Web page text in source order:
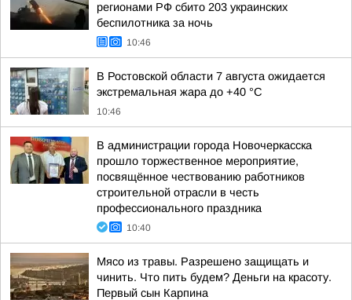
регионами РФ сбито 203 украинских
беспилотника за ночь
10:46
В Ростовской области 7 августа ожидается
экстремальная жара до +40 °С
10:46
В администрации города Новочеркасска
прошло торжественное мероприятие,
посвящённое чествованию работников
строительной отрасли в честь
профессионального праздника
10:40
Мясо из травы. Разрешено защищать и
чинить. Что пить будем? Деньги на красоту.
Первый сын Карпина